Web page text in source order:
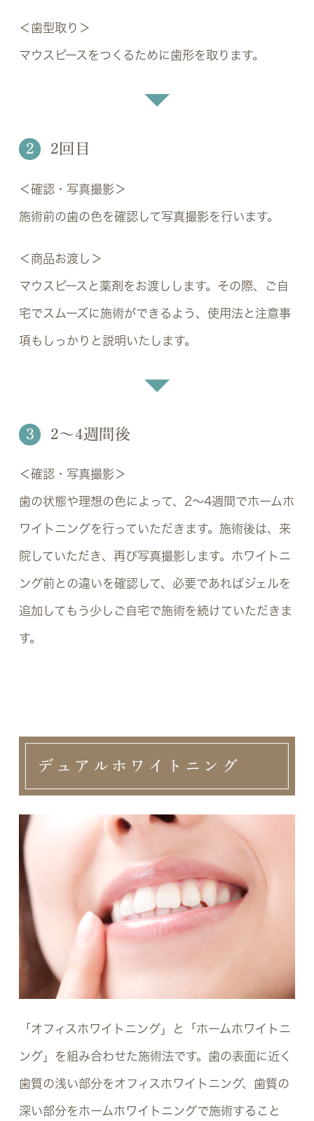
＜歯型取り＞
マウスピースをつくるために歯形を取ります。
2 2回目
＜確認・写真撮影＞
施術前の歯の色を確認して写真撮影を行います。
＜商品お渡し＞
マウスピースと薬剤をお渡しします。その際、ご自
宅でスムーズに施術ができるよう、使用法と注意事
項もしっかりと説明いたします。
3 2～4週間後
＜確認・写真撮影＞
歯の状態や理想の色によって、2～4週間でホームホ
ワイトニングを行っていただきます。施術後は、来
院していただき、再び写真撮影します。ホワイトニ
ング前との違いを確認して、必要であればジェルを
追加してもう少しご自宅で施術を続けていただきま
す。
デュアルホワイトニング
「オフィスホワイトニング」と「ホームホワイトニ
ング」を組み合わせた施術法です。歯の表面に近く
歯質の浅い部分をオフィスホワイトニング、歯質の
深い部分をホームホワイトニングで施術すること